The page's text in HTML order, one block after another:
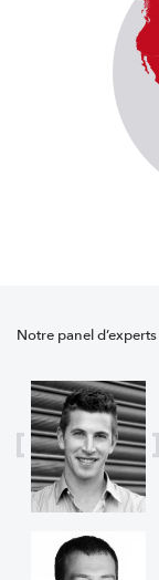
Notre panel d’experts